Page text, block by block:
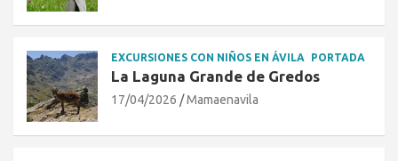
EXCURSIONES CON NIÑOS EN ÁVILA PORTADA
La Laguna Grande de Gredos
17/04/2026 Mamaenavila